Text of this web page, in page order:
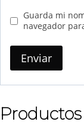
Guarda mi
navegador